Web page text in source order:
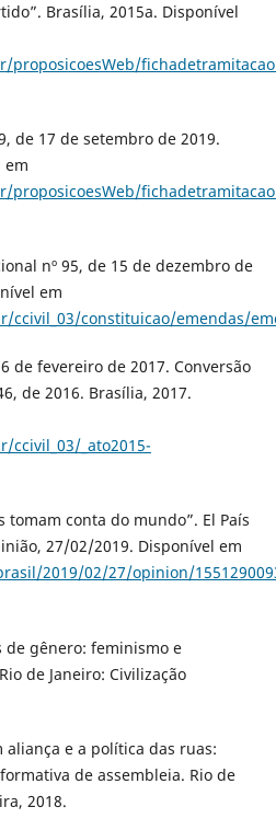
Brasília, 2015a. Disponível
proposicoesWeb/
de 17 de setembro de 2019.
em
proposicoesWeb/
nº 95, de 15 de dezembro de
em
constituicao/emendas/emc/
de fevereiro de 2017. Conversão
de 2016. Brasília, 2017.
_ato2015-
tomam conta do mundo”. El País
27/02/2019. Disponível em
2019/02/27/opinion/
de gênero: feminismo e
de Janeiro: Civilização
aliança e a política das ruas:
de assembleia. Rio de
2018.